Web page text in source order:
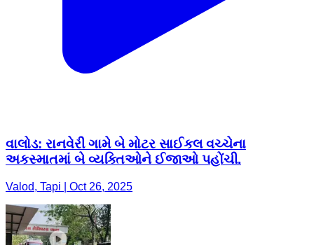
વાલોડ: રાનવેરી ગામે બે મોટર સાઈકલ વચ્ચેના
અકસ્માતમાં બે વ્યક્તિઓને ઈજાઓ પહોંચી.
Valod, Tapi | Oct 26, 2025